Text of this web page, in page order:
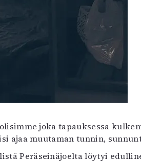
joka tapauksessa
ajaa muutaman tunnin,
Peräseinäjoelta löytyi